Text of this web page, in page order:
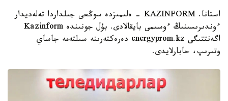
استانا. KAZINFORM - ەلىمىزدە سوڭعى جىلداردا تەلەديدار
ءوندىرىسىنىڭ ءوسىمى بايقالادى. بۇل جونىندە Kazinform
اگەنتتىگى energyprom.kz دەرەكتەرىنە سىلتەمە جاساي
وتىرىپ، حابارلايدى.